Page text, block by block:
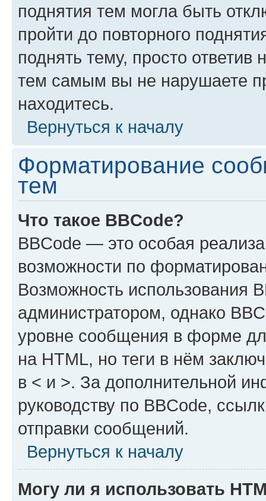
поднятия тем могла быть
пройти до повторного
поднять тему, просто ответив
тем самым вы не нарушаете
находитесь.
Вернуться к началу
Форматирование
тем
Что такое BBCode?
BBCode — это особая
возможности по
Возможность использования
администратором, однако
уровне сообщения в форме
на HTML, но теги в нём
в < и >. За дополнительной
руководству по BBCode,
отправки сообщений.
Вернуться к началу
Могу ли я использовать